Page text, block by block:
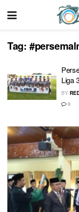
Tag:
Liga
BY
0